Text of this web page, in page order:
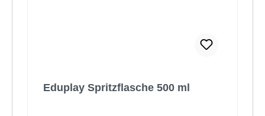
Eduplay Spritzflasche 500 ml